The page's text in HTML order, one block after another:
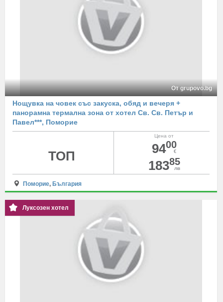
От grupovo.bg
Нощувка на човек със закуска, обяд и вечеря +
панорамна термална зона от хотел Св. Св. Петър и
Павел***, Поморие
Цена от
9400
€
18385
лв
ТОП
Поморие, България
Луксозен хотел